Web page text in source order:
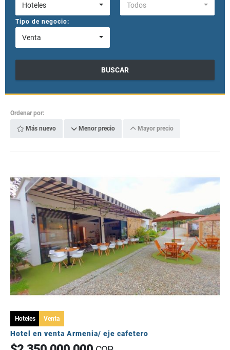
Hoteles Todos
Tipo de negocio:
Venta
BUSCAR
Ordenar por:
Más nuevo Menor precio Mayor precio
Hoteles Venta
Hotel en venta Armenia/ eje cafetero